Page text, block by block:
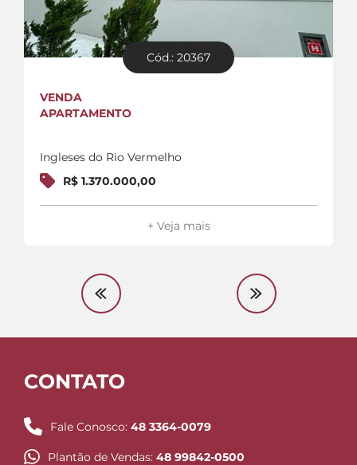
Cód.: 20367
VENDA
APARTAMENTO
Ingleses do Rio Vermelho
R$ 1.370.000,00
+ Veja mais
CONTATO
Fale Conosco: 48 3364-0079
Plantão de Vendas: 48 99842-0500